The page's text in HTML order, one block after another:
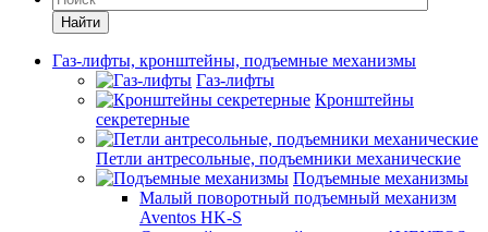
Найти
Газ-лифты, кронштейны, подъемные механизмы
Газ-лифты
Кронштейны
секретерные
Петли антресольные, подъемники механические
Подъемные механизмы
Малый поворотный подъемный механизм
Aventos HK-S